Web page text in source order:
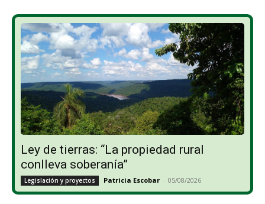
Ley de tierras: “La propiedad rural
conlleva soberanía”
Legislación y proyectos Patricia Escobar - 05/08/2026